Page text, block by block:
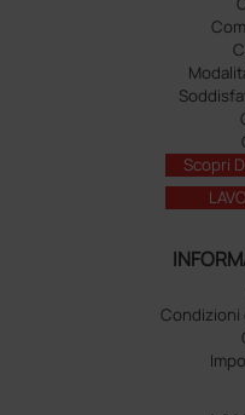
Scopri
Condizioni